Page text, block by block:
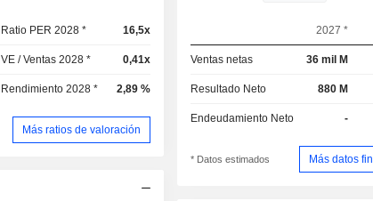
Ratio PER 2028 * 16,5x
VE / Ventas 2028 * 0,41x
Rendimiento 2028 * 2,89 %
Más ratios de valoración
2027 *
Ventas netas 36 mil M
Resultado Neto 880 M
Endeudamiento Neto -
* Datos estimados Más datos